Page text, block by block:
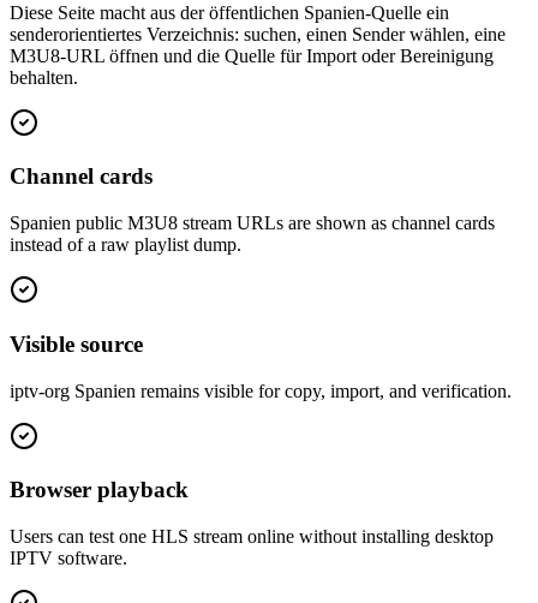
Diese Seite macht aus der öffentlichen Spanien-Quelle ein
senderorientiertes Verzeichnis: suchen, einen Sender wählen, eine
M3U8-URL öffnen und die Quelle für Import oder Bereinigung
behalten.
Channel cards
Spanien public M3U8 stream URLs are shown as channel cards
instead of a raw playlist dump.
Visible source
iptv-org Spanien remains visible for copy, import, and verification.
Browser playback
Users can test one HLS stream online without installing desktop
IPTV software.